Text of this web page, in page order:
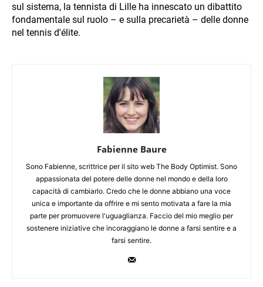
sul sistema, la tennista di Lille ha innescato un dibattito
fondamentale sul ruolo – e sulla precarietà – delle donne
nel tennis d'élite.
Fabienne Baure
Sono Fabienne, scrittrice per il sito web The Body Optimist. Sono
appassionata del potere delle donne nel mondo e della loro
capacità di cambiarlo. Credo che le donne abbiano una voce
unica e importante da offrire e mi sento motivata a fare la mia
parte per promuovere l'uguaglianza. Faccio del mio meglio per
sostenere iniziative che incoraggiano le donne a farsi sentire e a
farsi sentire.